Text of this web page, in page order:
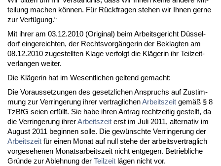
tei­lung ma­chen können. Für Rück­fra­gen ste­hen wir Ih­nen ger­ne
zur Verfügung.“
Mit ih­rer am 03.12.2010 (Ori­gi­nal) beim Ar­beits­ge­richt Düssel­
dorf ein­ge­reich­ten, der Rechts­vorgänge­rin der Be­klag­ten am
08.12.2010 zu­ge­stell­ten Kla­ge ver­folgt die Kläge­rin ihr Teil­zeit­
ver­lan­gen wei­ter.
Die Kläge­rin hat im We­sent­li­chen gel­tend ge­macht:
Die Vor­aus­set­zun­gen des ge­setz­li­chen An­spruchs auf Zu­stim­
mung zur Ver­rin­ge­rung ih­rer ver­trag­li­chenAr­beits­zeit gemäß § 8
Tz­B­fG sei­en erfüllt. Sie ha­be ih­ren An­trag recht­zei­tig ge­stellt, da
die Ver­rin­ge­rung ih­rerAr­beits­zeit erst im Ju­li 2011, al­ter­na­tiv im
Au­gust 2011 be­gin­nen sol­le. Die gewünsch­te Ver­rin­ge­rung der
Ar­beits­zeit für ei­nen Mo­nat auf null ste­he der ar­beits­ver­trag­lich
vor­ge­se­he­nen Mo­nats­ar­beits­zeit nicht ent­ge­gen. Be­trieb­li­che
Gründe zur Ab­leh­nung der Teil­zeit lägen nicht vor.